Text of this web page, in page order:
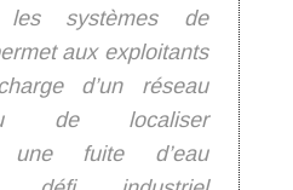
les systèmes de
aux exploitants
d’un réseau
de localiser
une fuite d’eau